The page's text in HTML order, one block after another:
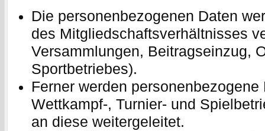
Die personenbezogenen Daten
des Mitgliedschaftsverhältnisses
Versammlungen, Beitragseinzug,
Sportbetriebes).
Ferner werden
Wettkampf-, Turnier- und
an diese weitergeleitet.